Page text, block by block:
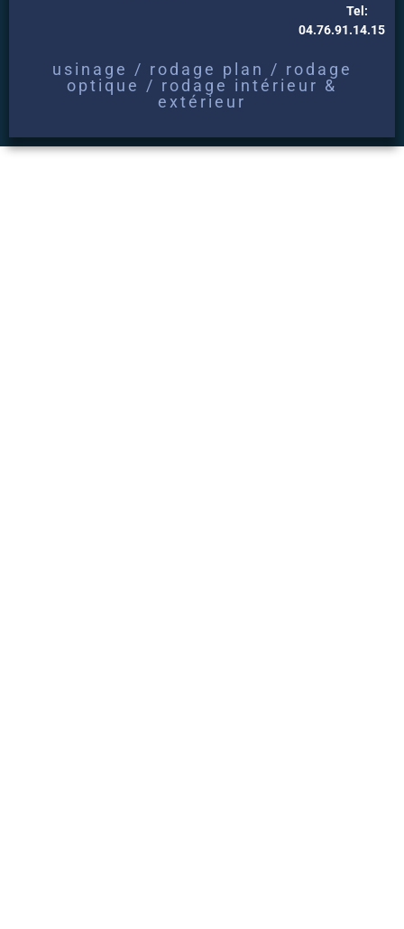
Tel:
04.76.91.14.15
usinage / rodage plan / rodage
optique / rodage intérieur &
extérieur